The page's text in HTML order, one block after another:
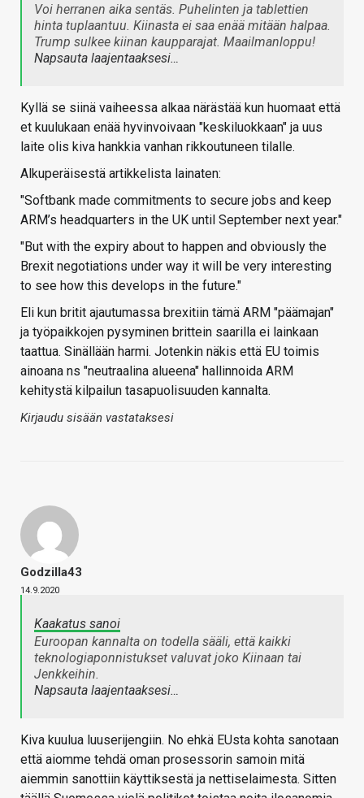
Voi herranen aika sentäs. Puhelinten ja tablettien
hinta tuplaantuu. Kiinasta ei saa enää mitään halpaa.
Trump sulkee kiinan kaupparajat. Maailmanloppu!
Napsauta laajentaaksesi…
Kyllä se siinä vaiheessa alkaa närästää kun huomaat että
et kuulukaan enää hyvinvoivaan "keskiluokkaan" ja uus
laite olis kiva hankkia vanhan rikkoutuneen tilalle.
Alkuperäisestä artikkelista lainaten:
"Softbank made commitments to secure jobs and keep
ARM’s headquarters in the UK until September next year."
"But with the expiry about to happen and obviously the
Brexit negotiations under way it will be very interesting
to see how this develops in the future."
Eli kun britit ajautumassa brexitiin tämä ARM "päämajan"
ja työpaikkojen pysyminen brittein saarilla ei lainkaan
taattua. Sinällään harmi. Jotenkin näkis että EU toimis
ainoana ns "neutraalina alueena" hallinnoida ARM
kehitystä kilpailun tasapuolisuuden kannalta.
Kirjaudu sisään vastataksesi
Godzilla43
14.9.2020
Kaakatus sanoi
Euroopan kannalta on todella sääli, että kaikki
teknologiaponnistukset valuvat joko Kiinaan tai
Jenkkeihin.
Napsauta laajentaaksesi…
Kiva kuulua luuserijengiin. No ehkä EUsta kohta sanotaan
että aiomme tehdä oman prosessorin samoin mitä
aiemmin sanottiin käyttiksestä ja nettiselaimesta. Sitten